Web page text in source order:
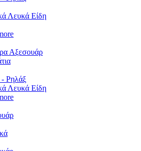
Λευκά Είδη
Αξεσουάρ
- Ρηλάξ
Λευκά Είδη